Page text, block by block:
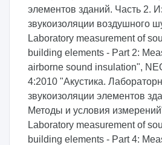
элементов зданий. Часть 2.
звукоизоляции воздушного
Laboratory measurement of
building elements - Part 2:
airborne sound insulation",
4:2010 "Акустика.
звукоизоляции элементов
Методы и условия
Laboratory measurement of
building elements - Part 4: